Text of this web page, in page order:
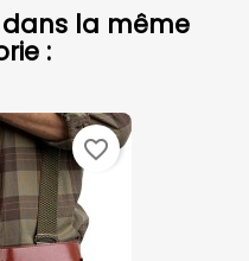
la même
:
favorite_border